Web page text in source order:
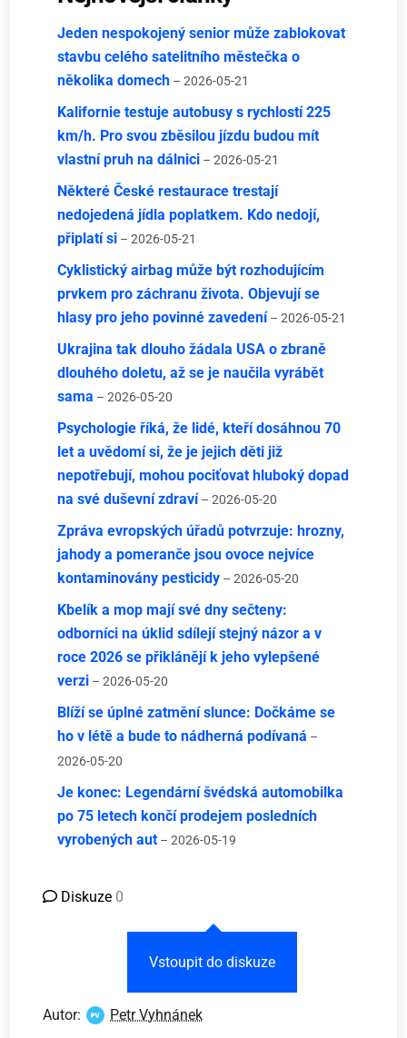
Jeden nespokojený senior může zablokovat
stavbu celého satelitního městečka o
několika domech – 2026-05-21
Kalifornie testuje autobusy s rychlostí 225
km/h. Pro svou zběsilou jízdu budou mít
vlastní pruh na dálnici – 2026-05-21
Některé České restaurace trestají
nedojedená jídla poplatkem. Kdo nedojí,
připlatí si – 2026-05-21
Cyklistický airbag může být rozhodujícím
prvkem pro záchranu života. Objevují se
hlasy pro jeho povinné zavedení – 2026-05-21
Ukrajina tak dlouho žádala USA o zbraně
dlouhého doletu, až se je naučila vyrábět
sama – 2026-05-20
Psychologie říká, že lidé, kteří dosáhnou 70
let a uvědomí si, že je jejich děti již
nepotřebují, mohou pociťovat hluboký dopad
na své duševní zdraví – 2026-05-20
Zpráva evropských úřadů potvrzuje: hrozny,
jahody a pomeranče jsou ovoce nejvíce
kontaminovány pesticidy – 2026-05-20
Kbelík a mop mají své dny sečteny:
odborníci na úklid sdílejí stejný názor a v
roce 2026 se přiklánějí k jeho vylepšené
verzi – 2026-05-20
Blíží se úplné zatmění slunce: Dočkáme se
ho v létě a bude to nádherná podívaná –
2026-05-20
Je konec: Legendární švédská automobilka
po 75 letech končí prodejem posledních
vyrobených aut – 2026-05-19
Diskuze 0
Vstoupit do diskuze
Autor: Petr Vyhnánek